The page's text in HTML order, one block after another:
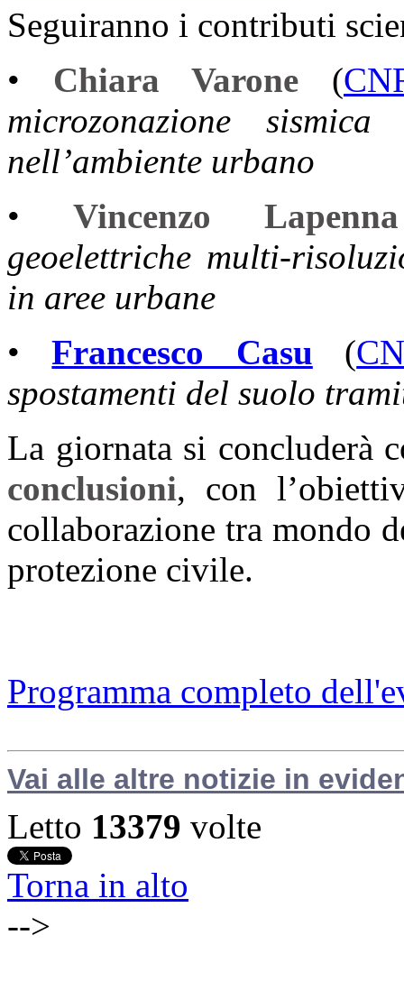
Seguiranno i contributi
• Chiara Varone (
microzonazione
nell’ambiente urbano
• Vincenzo Lapenna
geoelettriche multi-
in aree urbane
•Francesco Casu (
spostamenti del suolo
La giornata si concluderà
conclusioni, con
collaborazione tra mondo
protezione civile.
Programma completo
Vai alle altre notizie in
Letto 13379 volte
Torna in alto
-->